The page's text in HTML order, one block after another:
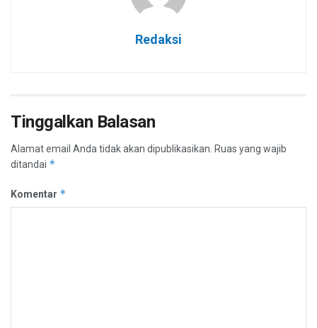
Redaksi
Tinggalkan Balasan
Alamat email Anda tidak akan dipublikasikan. Ruas yang wajib
ditandai *
Komentar *